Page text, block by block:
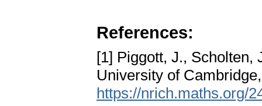
References:
[1] Piggott, J., Scholten,
University of
https://nrich.maths.org/